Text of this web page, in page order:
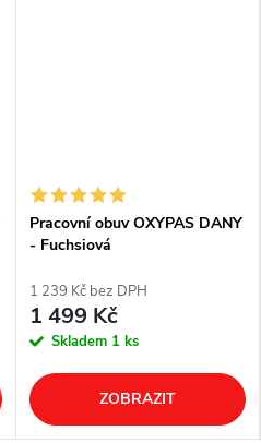
Pracovní obuv OXYPAS DANY
- Fuchsiová
1 239 Kč bez DPH
1 499 Kč
Skladem 1 ks
ZOBRAZIT